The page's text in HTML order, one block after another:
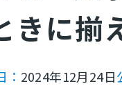
きに揃
： 2024年12月24日